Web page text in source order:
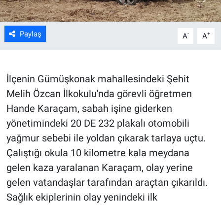
Paylaş A- A+
İlçenin Gümüşkonak mahallesindeki Şehit
Melih Özcan İlkokulu'nda görevli öğretmen
Hande Karaçam, sabah işine giderken
yönetimindeki 20 DE 232 plakalı otomobili
yağmur sebebi ile yoldan çıkarak tarlaya uçtu.
Çalıştığı okula 10 kilometre kala meydana
gelen kaza yaralanan Karaçam, olay yerine
gelen vatandaşlar tarafından araçtan çıkarıldı.
Sağlık ekiplerinin olay yenindeki ilk